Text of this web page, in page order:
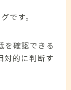
です。
を確認できる
対的に判断す